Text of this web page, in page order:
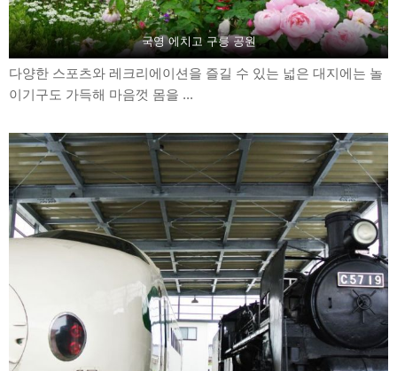
국영 에치고 구릉 공원
다양한 스포츠와 레크리에이션을 즐길 수 있는 넓은 대지에는 놀
이기구도 가득해 마음껏 몸을 ...